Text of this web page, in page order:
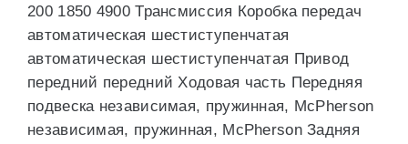
200 1850 4900 Трансмиссия Коробка передач
автоматическая шестиступенчатая
автоматическая шестиступенчатая Привод
передний передний Ходовая часть Передняя
подвеска независимая, пружинная, McPherson
независимая, пружинная, McPherson Задняя